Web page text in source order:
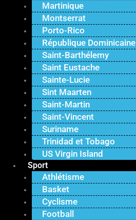
Martinique
Montserrat
Porto-Rico
République Dominicaine
Saint-Barthélemy
Saint Eustache
Sainte-Lucie
Sint Maarten
Saint-Martin
Saint-Vincent
Suriname
Trinidad et Tobago
US Virgin Island
Sport
Athlétisme
Basket
Cyclisme
Football